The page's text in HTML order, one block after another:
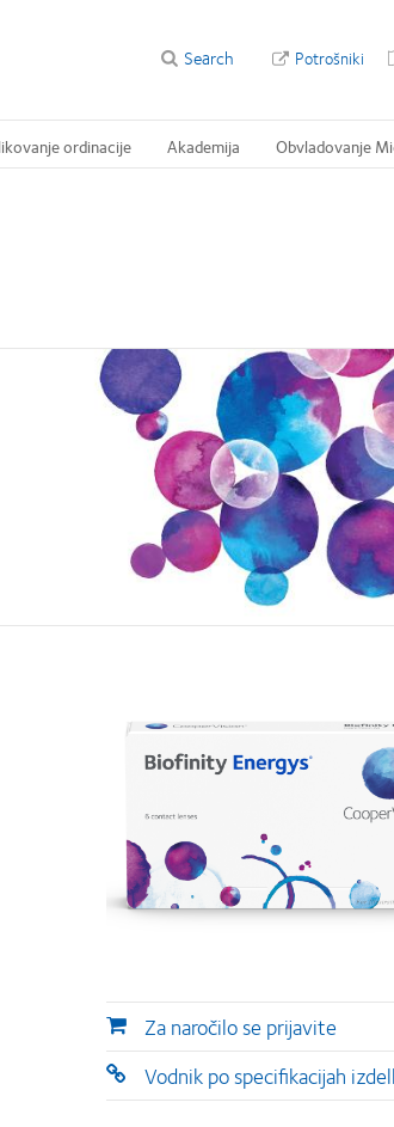
Potrošniki
Search
ordinacije Akademija Obvladovanje
Za naročilo se prijavite
Vodnik po specifikacijah